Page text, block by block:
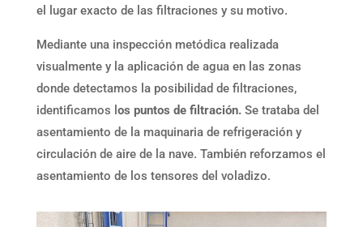
el lugar exacto de las filtraciones y su motivo.
Mediante una inspección metódica realizada
visualmente y la aplicación de agua en las zonas
donde detectamos la posibilidad de filtraciones,
identificamos l os puntos de filtración. Se trataba del
asentamiento de la maquinaria de refrigeración y
circulación de aire de la nave. También reforzamos el
asentamiento de los tensores del voladizo.